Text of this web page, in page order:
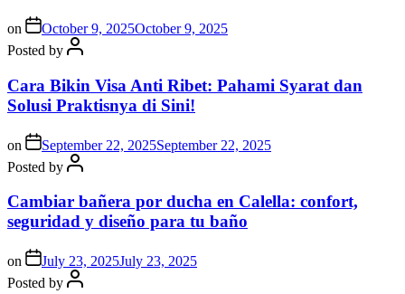
on October 9, 2025October 9, 2025
Posted by
Cara Bikin Visa Anti Ribet: Pahami Syarat dan
Solusi Praktisnya di Sini!
on September 22, 2025September 22, 2025
Posted by
Cambiar bañera por ducha en Calella: confort,
seguridad y diseño para tu baño
on July 23, 2025July 23, 2025
Posted by